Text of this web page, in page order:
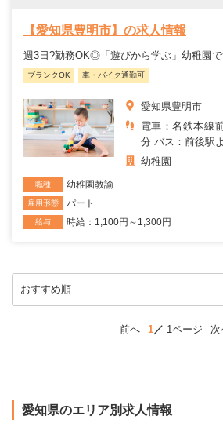
【愛知県豊明市】の求人情報
週3日?勤務OK◎「遊びから学ぶ」幼稚園で
ブランクOK 車・バイク通勤可
愛知県豊明市
電車：名鉄本線
分 バス：前後駅よ
幼稚園
職種 幼稚園教諭
雇用形態 パート
給与 時給：1,100円～1,300円
前へ 1 1ページ 次
愛知県のエリア別求人情報